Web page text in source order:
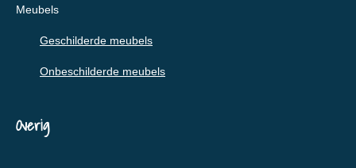
Meubels
Geschilderde meubels
Onbeschilderde meubels
Overig